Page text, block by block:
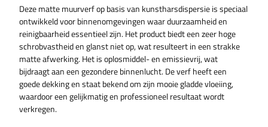
Deze matte muurverf op basis van kunstharsdispersie is speciaal
ontwikkeld voor binnenomgevingen waar duurzaamheid en
reinigbaarheid essentieel zijn. Het product biedt een zeer hoge
schrobvastheid en glanst niet op, wat resulteert in een strakke
matte afwerking. Het is oplosmiddel- en emissievrij, wat
bijdraagt aan een gezondere binnenlucht. De verf heeft een
goede dekking en staat bekend om zijn mooie gladde vloeiing,
waardoor een gelijkmatig en professioneel resultaat wordt
verkregen.